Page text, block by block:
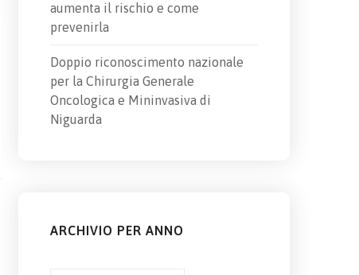
aumenta il rischio e come
prevenirla
Doppio riconoscimento nazionale
per la Chirurgia Generale
Oncologica e Mininvasiva di
Niguarda
ARCHIVIO PER ANNO